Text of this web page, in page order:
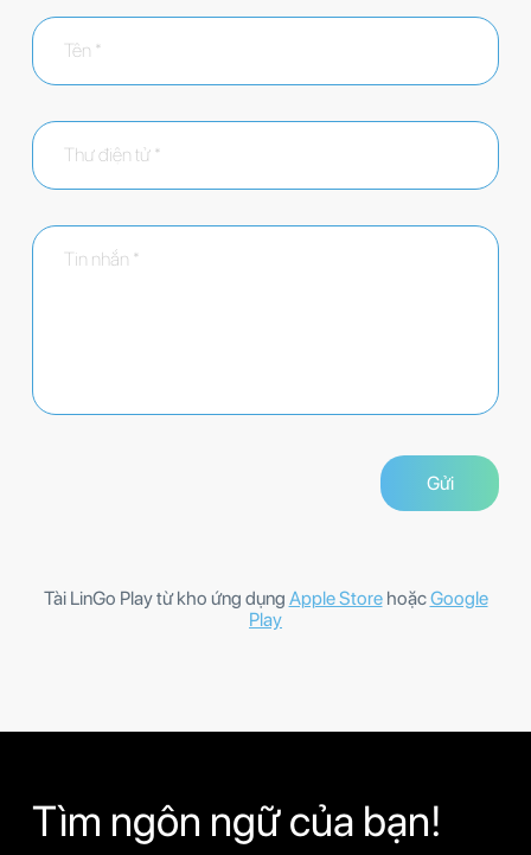
Tài LinGo Play từ kho ứng dụng Apple StorehoặcGoogle
Play
Tìm ngôn ngữ của bạn!